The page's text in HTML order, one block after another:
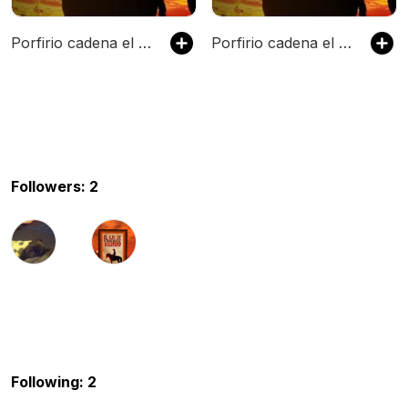
Porfirio cadena el ojo de vidrio Porfirio cadena el ojo de vidrio
Followers: 2
Following: 2